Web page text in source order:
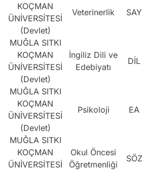
KOÇMAN
ÜNİVERSİTESİ
(Devlet)
Veterinerlik SAY
MUĞLA SITKI
KOÇMAN
ÜNİVERSİTESİ
(Devlet)
İngiliz Dili ve
Edebiyatı
DİL
MUĞLA SITKI
KOÇMAN
ÜNİVERSİTESİ
(Devlet)
Psikoloji EA
MUĞLA SITKI
KOÇMAN
ÜNİVERSİTESİ
Okul Öncesi
Öğretmenliği
SÖZ